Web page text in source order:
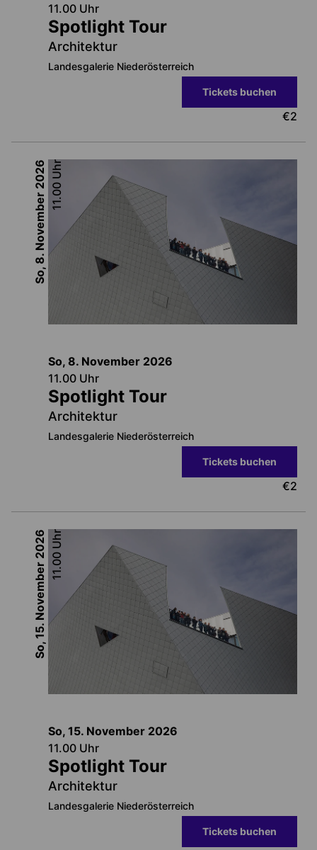
11.00 Uhr
Spotlight Tour
Architektur
Landesgalerie Niederösterreich
Tickets buchen
€2
So, 8. November
2026
11.00
Uhr
So, 8. November 2026
11.00 Uhr
Spotlight Tour
Architektur
Landesgalerie Niederösterreich
Tickets buchen
€2
So, 15. November
2026
11.00
Uhr
So, 15. November 2026
11.00 Uhr
Spotlight Tour
Architektur
Landesgalerie Niederösterreich
Tickets buchen